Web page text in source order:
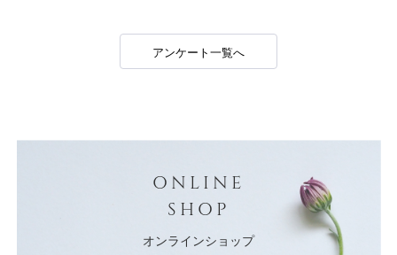
アンケート一覧へ
ONLINE
SHOP
オンラインショップ